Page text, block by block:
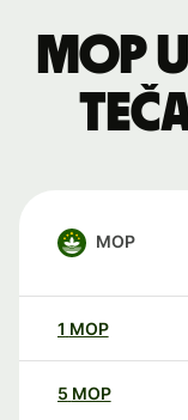
MOP
MOP
1 MOP
5 MOP